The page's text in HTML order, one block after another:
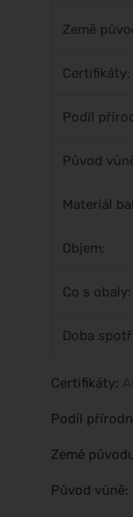
Země
Certifikáty:
Podíl
Původ
Materiál
Objem:
Co s obaly:
Doba
Certifikáty:
Podíl
Země
Původ